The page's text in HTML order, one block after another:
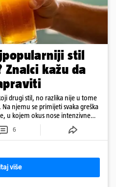
stil
kažu da
drugi stil, no razlika nije u tome
njemu se primijeti svaka greška
u kojem okus nose intenzivne
6
više